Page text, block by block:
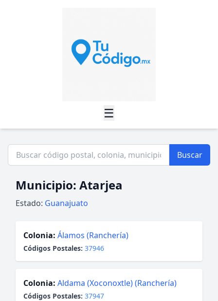
☰
Buscar
Municipio: Atarjea
Estado: Guanajuato
Colonia: Álamos (Ranchería)
Códigos Postales: 37946
Colonia: Aldama (Xoconoxtle) (Ranchería)
Códigos Postales: 37947